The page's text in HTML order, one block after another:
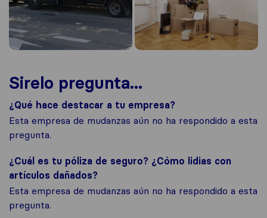
Sirelo pregunta...
¿Qué hace destacar a tu empresa?
Esta empresa de mudanzas aún no ha respondido a esta
pregunta.
¿Cuál es tu póliza de seguro? ¿Cómo lidias con
artículos dañados?
Esta empresa de mudanzas aún no ha respondido a esta
pregunta.